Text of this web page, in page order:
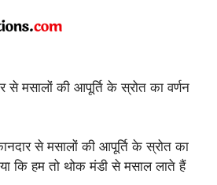
मसालों की आपूर्ति के स्रोत का वर्णन
से मसालों की आपूर्ति के स्रोत का
कि हम तो थोक मंडी से मसाल लाते हैं